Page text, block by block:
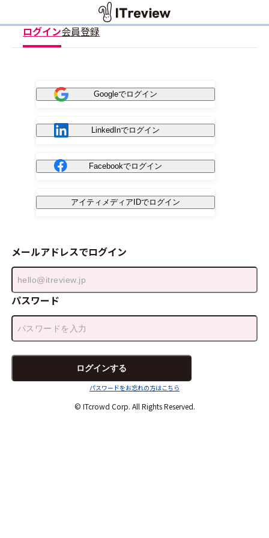
ログイン会員登録
Googleでログイン
LinkedInでログイン
Facebookでログイン
アイティメディアIDでログイン
メールアドレスでログイン
パスワード
パスワードをお忘れの方はこちら
© ITcrowd Corp. All Rights Reserved.